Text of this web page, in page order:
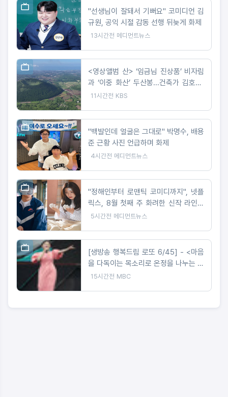
"선생님이 잘돼서 기뻐요" 코미디언 김
규원, 공익 시절 감동 선행 뒤늦게 화제
13시간전 메디먼트뉴스
<영상앨범 산> ‘임금님 진상품’ 비자림
과 ‘이중 화산’ 두산봉...건축가 김호민·
사진작가 최경진이 만난 제주
11시간전 KBS
"백발인데 얼굴은 그대로" 박명수, 배용
준 근황 사진 언급하며 화제
4시간전 메디먼트뉴스
"정해인부터 로맨틱 코미디까지", 넷플
릭스, 8월 첫째 주 화려한 신작 라인업
공개
5시간전 메디먼트뉴스
[생방송 행복드림 로또 6/45] - <마음
을 다독이는 목소리로 온정을 나누는 가
수 왁스 ‘생방송 행복드림 로또 6/45’
15시간전 MBC